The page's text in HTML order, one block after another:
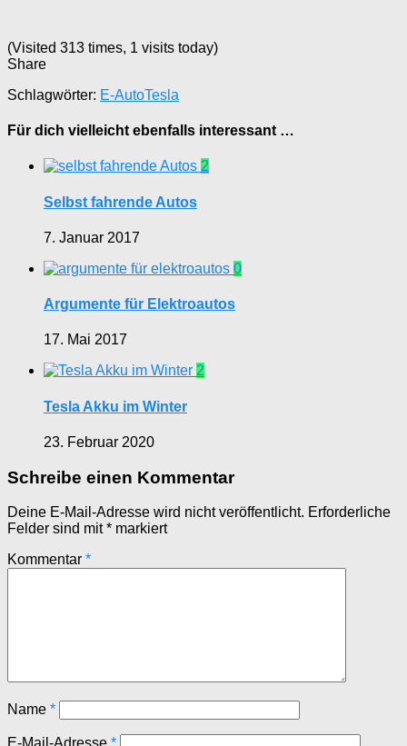
(Visited 313 times, 1 visits today)
Share
Schlagwörter: E-AutoTesla
Für dich vielleicht ebenfalls interessant …
2
Selbst fahrende Autos
7. Januar 2017
0
Argumente für Elektroautos
17. Mai 2017
2
Tesla Akku im Winter
23. Februar 2020
Schreibe einen Kommentar
Deine E-Mail-Adresse wird nicht veröffentlicht. Erforderliche
Felder sind mit* markiert
Kommentar *
Name *